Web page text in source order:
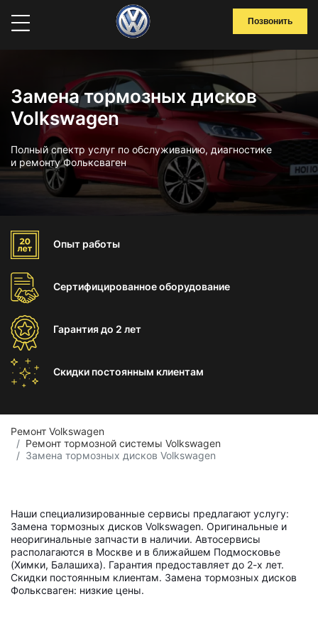
Позвонить
Замена тормозных дисков
Volkswagen
Полный спектр услуг по обслуживанию, диагностике
и ремонту Фольксваген
Опыт работы
Сертифицированноеоборудование
Гарантиядо 2 лет
Скидки постоянным клиентам
Ремонт Volkswagen
Ремонт тормозной системы Volkswagen
Замена тормозных дисков Volkswagen
Наши специализированные сервисы предлагают услугу:
Замена тормозных дисков Volkswagen. Оригинальные и
неоригинальные запчасти в наличии. Автосервисы
располагаются в Москве и в ближайшем Подмосковье
(Химки, Балашиха). Гарантия предоставляет до 2-х лет.
Скидки постоянным клиентам. Замена тормозных дисков
Фольксваген: низкие цены.